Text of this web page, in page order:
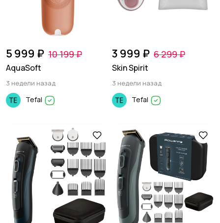
5 999 ₽ 10 199 ₽
AquaSoft
3 недели назад
Tefal
3 999 ₽ 6 299 ₽
Skin Spirit
3 недели назад
Tefal